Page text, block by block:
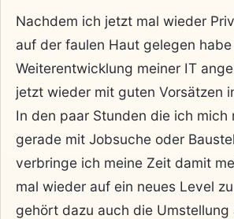
Nachdem ich jetzt mal wieder
auf der faulen Haut gelegen
Weiterentwicklung meiner IT
jetzt wieder mit guten Vorsätzen
In den paar Stunden die ich mich
gerade mit Jobsuche oder
verbringe ich meine Zeit damit
mal wieder auf ein neues Level
gehört dazu auch die Umstellung